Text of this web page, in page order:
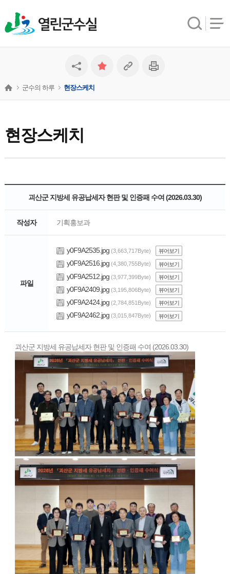
열린군수실
현장스케치
군수의 하루 현장스케치
괴산군 지방세 유공납세자 현판 및 인증패 수여 (2026.03.30)
작성자 기획홍보과
파일
y0F9A2535.jpg (3,663,717Byte) 뷰어보기
y0F9A2516.jpg (4,380,755Byte) 뷰어보기
y0F9A2512.jpg (3,977,399Byte) 뷰어보기
y0F9A2409.jpg (3,195,806Byte) 뷰어보기
y0F9A2424.jpg (2,784,851Byte) 뷰어보기
y0F9A2462.jpg (3,015,847Byte) 뷰어보기
괴산군 지방세 유공납세자 현판 및 인증패 수여 (2026.03.30)